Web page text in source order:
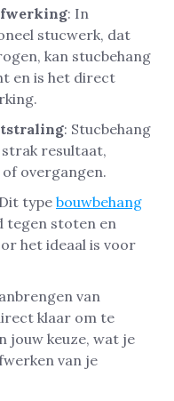
: In
stucwerk, dat
kan stucbehang
en is het direct
: Stucbehang
resultaat,
overgangen.
type bouwbehang
tegen stoten en
het ideaal is voor
van
klaar om te
jouw keuze, wat je
van je